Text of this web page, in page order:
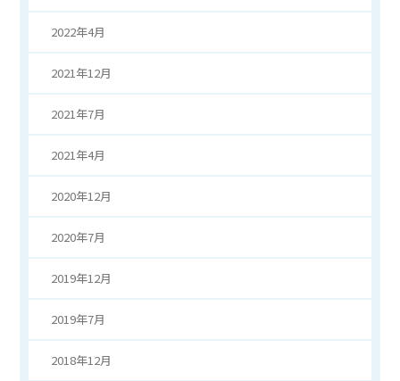
2022年4月
2021年12月
2021年7月
2021年4月
2020年12月
2020年7月
2019年12月
2019年7月
2018年12月